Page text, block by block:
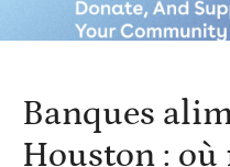
Banques
Houston : où